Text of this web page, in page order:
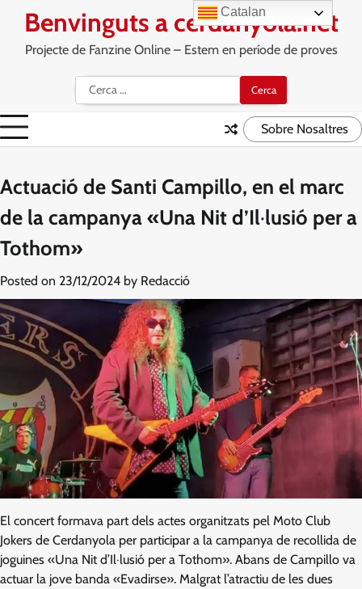
content
Benvinguts a cerdanyola.net
Projecte de Fanzine Online – Estem en període de proves
Cerca:
Sobre Nosaltres
Actuació de Santi Campillo, en el marc
de la campanya «Una Nit d’Il·lusió per a
Tothom»
Posted on 23/12/2024 by Redacció
El concert formava part dels actes organitzats pel Moto Club
Jokers de Cerdanyola per participar a la campanya de recollida de
joguines «Una Nit d’Il·lusió per a Tothom». Abans de Campillo va
actuar la jove banda «Evadirse». Malgrat l’atractiu de les dues
Catalan